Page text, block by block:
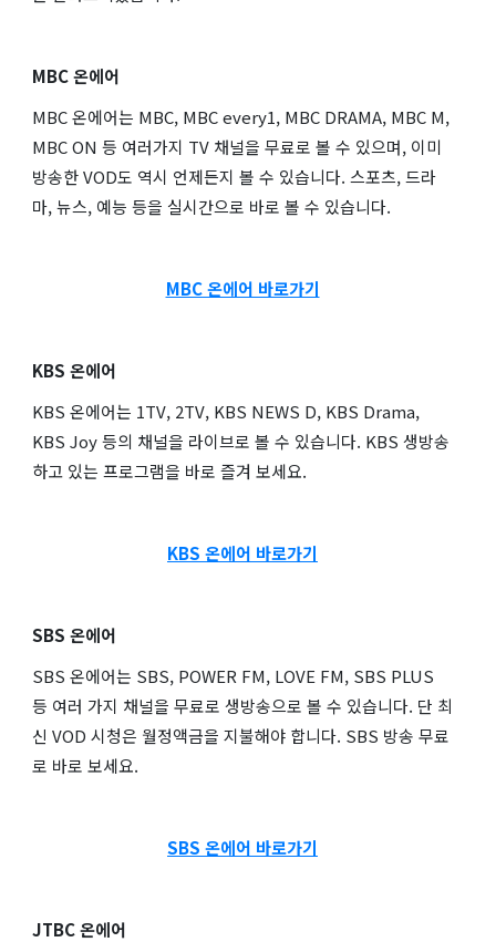
MBC 온에어
MBC 온에어는 MBC, MBC every1, MBC DRAMA, MBC M,
MBC ON 등 여러가지 TV 채널을 무료로 볼 수 있으며, 이미
방송한 VOD도 역시 언제든지 볼 수 있습니다. 스포츠, 드라
마, 뉴스, 예능 등을 실시간으로 바로 볼 수 있습니다.
MBC 온에어 바로가기
KBS 온에어
KBS 온에어는 1TV, 2TV, KBS NEWS D, KBS Drama,
KBS Joy 등의 채널을 라이브로 볼 수 있습니다. KBS 생방송
하고 있는 프로그램을 바로 즐겨 보세요.
KBS 온에어 바로가기
SBS 온에어
SBS 온에어는 SBS, POWER FM, LOVE FM, SBS PLUS
등 여러 가지 채널을 무료로 생방송으로 볼 수 있습니다. 단 최
신 VOD 시청은 월정액금을 지불해야 합니다. SBS 방송 무료
로 바로 보세요.
SBS 온에어 바로가기
JTBC 온에어